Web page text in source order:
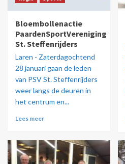
Bloembollenactie
PaardenSportVereniging
St. Steffenrijders
Laren - Zaterdagochtend
28 januari gaan de leden
van PSV St. Steffenrijders
weer langs de deuren in
het centrum en...
Lees meer